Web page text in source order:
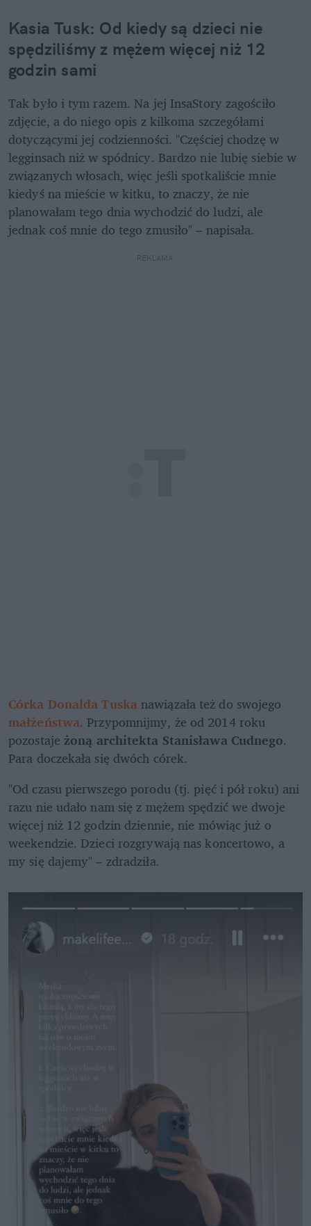
Kasia Tusk: Od kiedy są dzieci nie
spędziliśmy z mężem więcej niż 12
godzin sami
Tak było i tym razem. Na jej InsaStory zagościło
zdjęcie, a do niego opis z kilkoma szczegółami
dotyczącymi jej codzienności. "Częściej chodzę w
legginsach niż w spódnicy. Bardzo nie lubię siebie w
związanych włosach, więc jeśli spotkaliście mnie
kiedyś na mieście w kitku, to znaczy, że nie
planowałam tego dnia wychodzić do ludzi, ale
jednak coś mnie do tego zmusiło" – napisała.
REKLAMA
Córka Donalda Tuska nawiązała też do swojego
małżeństwa. Przypomnijmy, że od 2014 roku
pozostaje żoną architekta Stanisława Cudnego.
Para doczekała się dwóch córek.
"Od czasu pierwszego porodu (tj. pięć i pół roku) ani
razu nie udało nam się z mężem spędzić we dwoje
więcej niż 12 godzin dziennie, nie mówiąc już o
weekendzie. Dzieci rozgrywają nas koncertowo, a
my się dajemy" – zdradziła.